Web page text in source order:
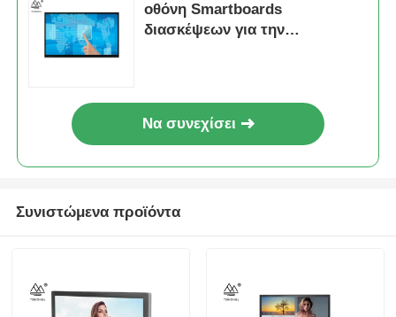
οθόνη Smartboards
διασκέψεων για την
Να συνεχίσει
Συνιστώμενα προϊόντα